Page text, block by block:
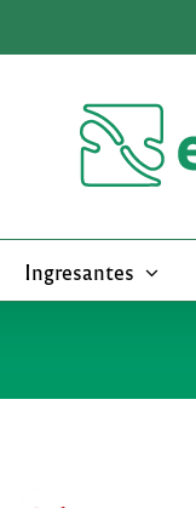
Ingresantes